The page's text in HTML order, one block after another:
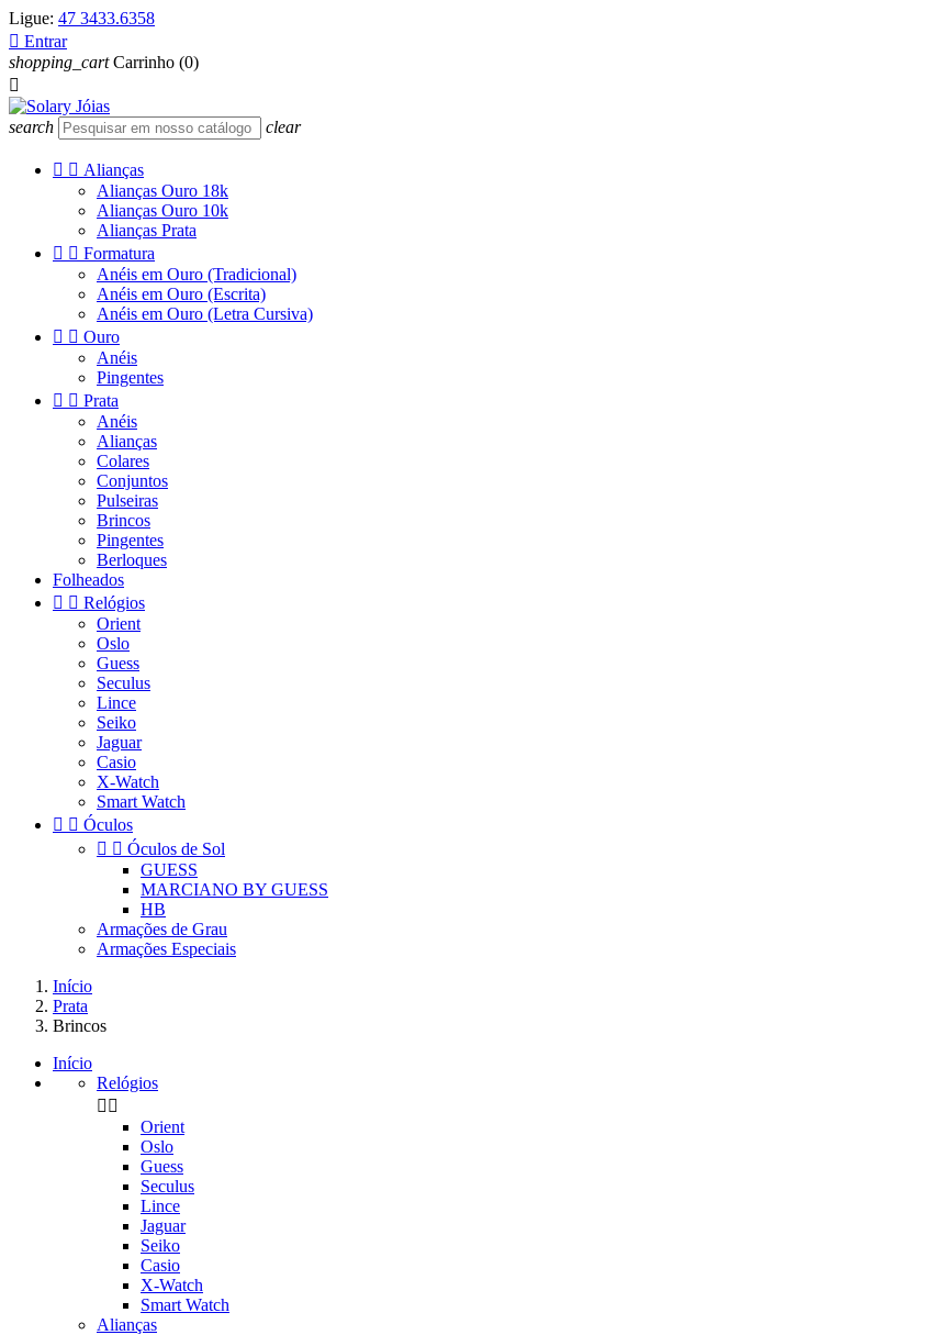
Ligue: 47 3433.6358
 Entrar
shopping_cart Carrinho (0)

search clear
  Alianças
Alianças Ouro 18k
Alianças Ouro 10k
Alianças Prata
  Formatura
Anéis em Ouro (Tradicional)
Anéis em Ouro (Escrita)
Anéis em Ouro (Letra Cursiva)
  Ouro
Anéis
Pingentes
  Prata
Anéis
Alianças
Colares
Conjuntos
Pulseiras
Brincos
Pingentes
Berloques
Folheados
  Relógios
Orient
Oslo
Guess
Seculus
Lince
Seiko
Jaguar
Casio
X-Watch
Smart Watch
  Óculos
  Óculos de Sol
GUESS
MARCIANO BY GUESS
HB
Armações de Grau
Armações Especiais
Início
Prata
Brincos
Início
Relógios
 
Orient
Oslo
Guess
Seculus
Lince
Jaguar
Seiko
Casio
X-Watch
Smart Watch
Alianças